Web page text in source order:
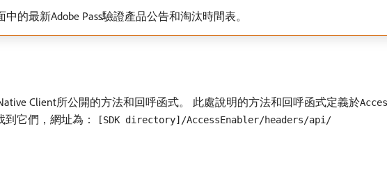
中的最新Adobe Pass驗證產品公告和淘汰時間表。
Client所公開的方法和回呼函式。 此處說明的方法和回呼函式定義於
到它們，網址為：
[SDK directory]/AccessEnabler/headers/api/